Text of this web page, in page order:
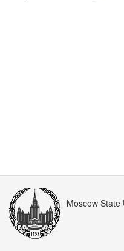
Moscow State